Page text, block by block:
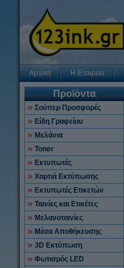
Αρχική Η Εταιρεία
Προϊόντα
Σούπερ Προσφορές
Είδη Γραφείου
Μελάνια
Toner
Εκτυπωτές
Χαρτιά Εκτύπωσης
Εκτυπωτές Ετικετών
Ταινίες και Ετικέτες
Μελανοταινίες
Μέσα Αποθήκευσης
3D Εκτύπωση
Φωτισμός LED